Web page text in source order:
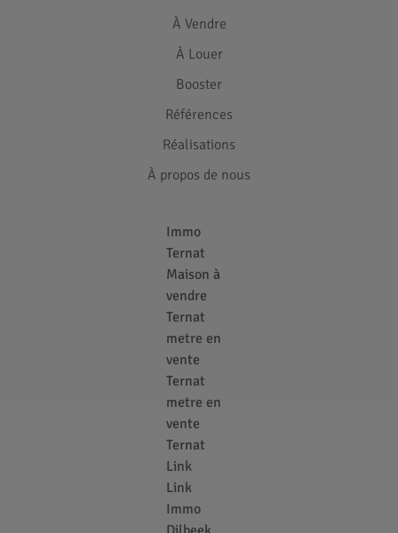
À Vendre
À Louer
Booster
Références
Réalisations
À propos de nous
Immo
Ternat
Maison à
vendre
Ternat
metre en
vente
Ternat
metre en
vente
Ternat
Link
Link
Immo